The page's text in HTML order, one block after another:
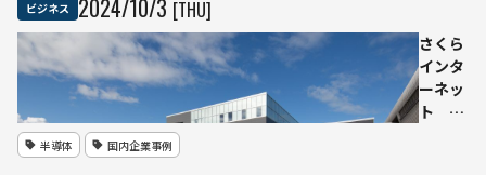
込む
社会
へ
――「と
ビジネス 2024/10/3 [THU]
さくら
インタ
ーネッ
ト
半導体 国内企業事例